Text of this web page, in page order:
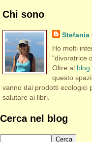
Chi sono
Stefania
Ho molti
"divoratrice
Oltre al blog
questo
vanno dai prodotti ecologici
salutare ai libri.
Cerca nel blog